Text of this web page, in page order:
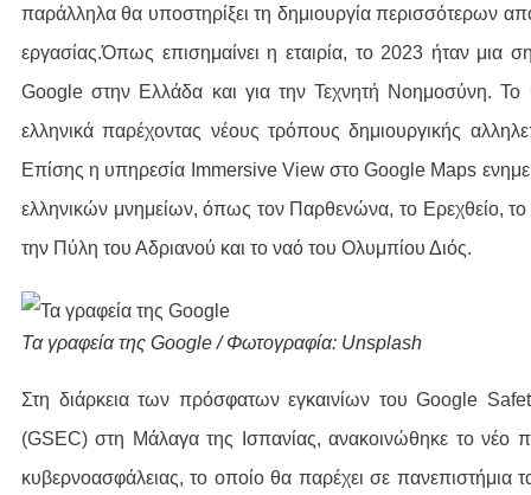
παράλληλα θα υποστηρίξει τη δημιουργία περισσότερων
εργασίας.Όπως επισημαίνει η εταιρία, το 2023 ήταν μια
Google στην Ελλάδα και για την Τεχνητή Νοημοσύνη.
ελληνικά παρέχοντας νέους τρόπους δημιουργικής
Επίσης η υπηρεσία Immersive View στο Google Maps
ελληνικών μνημείων, όπως τον Παρθενώνα, το Ερεχθείο,
την Πύλη του Αδριανού και το ναό του Ολυμπίου Διός.
Τα γραφεία της Google / Φωτογραφία: Unsplash
Στη διάρκεια των πρόσφατων εγκαινίων του Google
(GSEC) στη Μάλαγα της Ισπανίας, ανακοινώθηκε το νέο
κυβερνοασφάλειας, το οποίο θα παρέχει σε πανεπιστήμια